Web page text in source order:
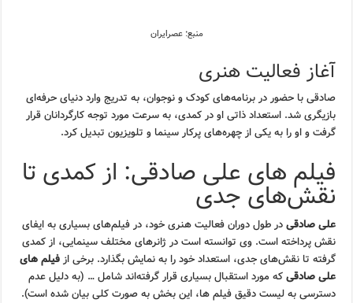
منبع: عصرایران
آغاز فعالیت هنری
صادقی با حضور در برنامه‌های کودک و نوجوان، به تدریج وارد دنیای حرفه‌ای
بازیگری شد. استعداد ذاتی او در کمدی، به سرعت مورد توجه کارگردانان قرار
گرفت و او را به یکی از چهره‌های پرکار سینما و تلویزیون تبدیل کرد.
فیلم های علی صادقی: از کمدی تا
نقش‌های جدی
علی صادقیدر طول دوران فعالیت هنری خود، در فیلم‌های بسیاری به ایفای
نقش پرداخته است. وی توانسته است در ژانرهای مختلف سینمایی، از کمدی
گرفته تا نقش‌های جدی، استعداد خود را به نمایش بگذارد. برخی ازفیلم های
علی صادقیکه مورد استقبال بسیاری قرار گرفته‌اند شامل … (به دلیل عدم
دسترسی به لیست دقیق فیلم ها، این بخش به صورت کلی بیان شده است).